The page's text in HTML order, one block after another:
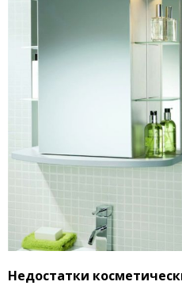
Недостатки